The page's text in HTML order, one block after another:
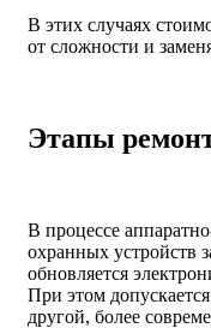
В этих случаях
от сложности и
Этапы
В процессе
охранных устройств
обновляется
При этом
другой, более